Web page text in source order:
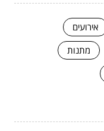
אירועים
מתנות